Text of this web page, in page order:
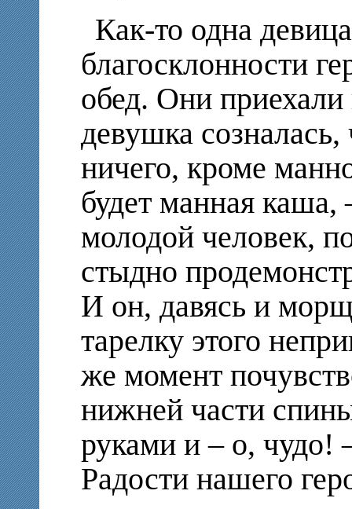
Как-то одна
благосклонности
обед. Они
девушка созналась,
ничего, кроме
будет манная каша,
молодой человек,
стыдно
И он, давясь и
тарелку этого
же момент
нижней части
руками и – о, чудо!
Радости нашего